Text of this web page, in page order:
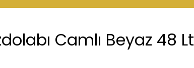
Camlı Beyaz 48 Lt